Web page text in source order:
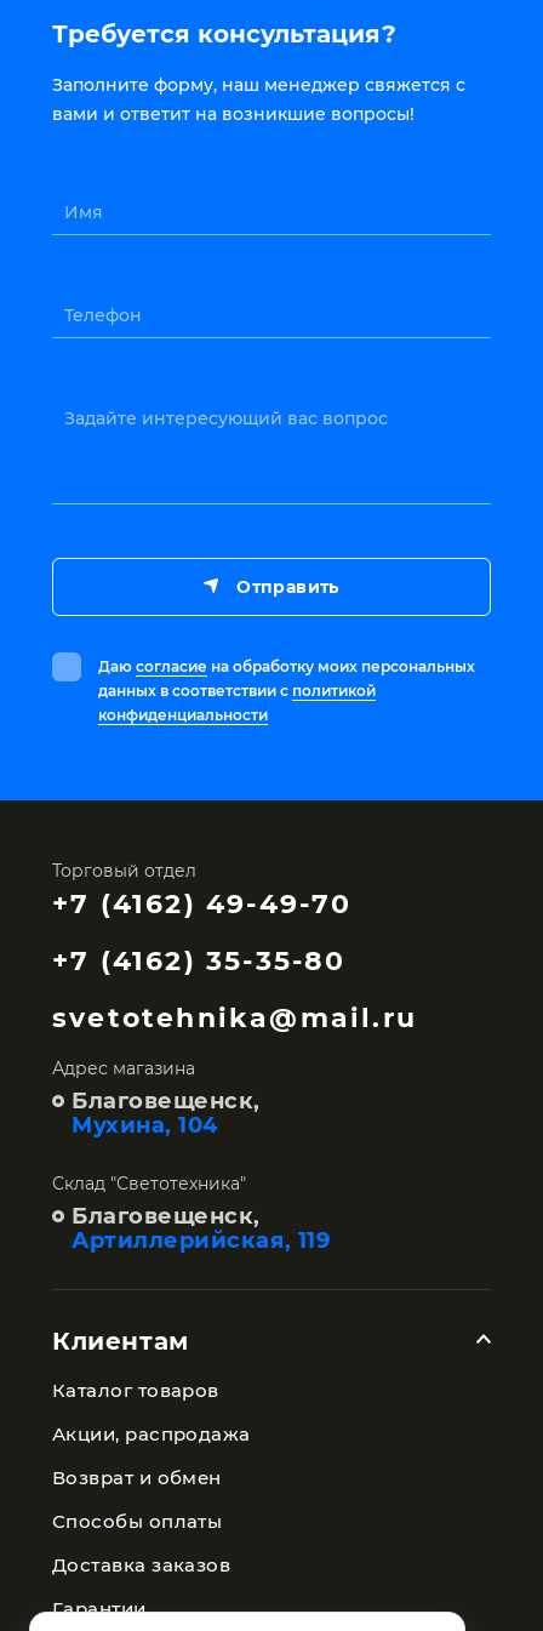
Требуется консультация?
Заполните форму, наш менеджер свяжется с
вами и ответит на возникшие вопросы!
Имя
Телефон
Задайте интересующий вас вопрос
Даю согласие на обработку моих персональных
данных в соответствии с политикой
конфиденциальности
Отправить
Торговый отдел
+7 (4162) 49-49-70
+7 (4162) 35-35-80
svetotehnika@mail.ru
Адрес магазина
Благовещенск,
Мухина, 104
Склад "Светотехника"
Благовещенск,
Артиллерийская, 119
Клиентам
Каталог товаров
Акции, распродажа
Возврат и обмен
Способы оплаты
Доставка заказов
Гарантии